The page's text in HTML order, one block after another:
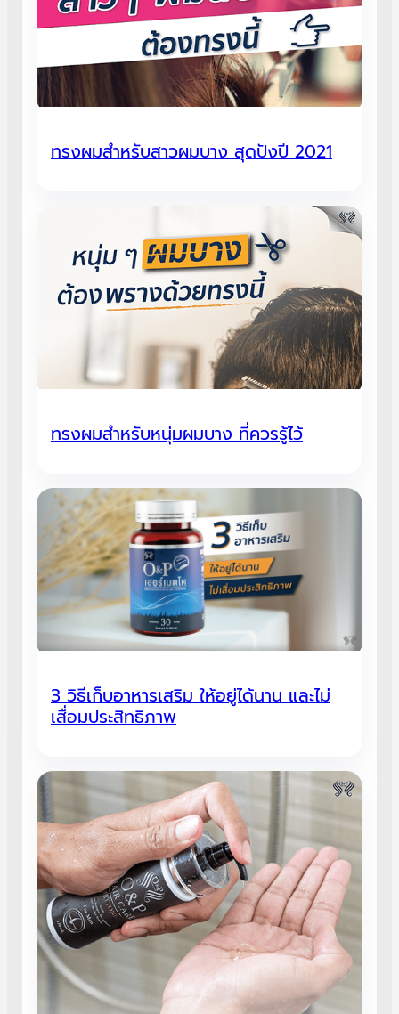
ทรงผมสําหรับสาวผมบาง สุดปังปี 2021
ทรงผมสําหรับหนุ่มผมบาง ที่ควรรู้ไว้
3 วิธีเก็บอาหารเสริม ให้อยู่ได้นาน และไม่
เสื่อมประสิทธิภาพ